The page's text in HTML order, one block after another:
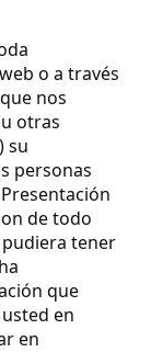
o a través
nos
otras
su
personas
de todo
tener
que
en
en